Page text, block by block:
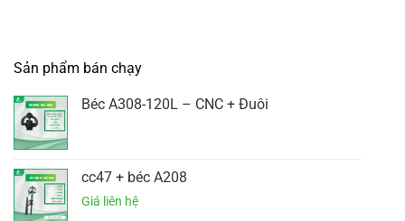
Sản phẩm bán chạy
Béc A308-120L – CNC + Đuôi
cc47 + béc A208